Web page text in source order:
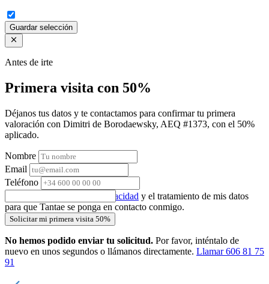
Guardar selección
Antes de irte
Primera visita con 50%
Déjanos tus datos y te contactamos para confirmar tu primera
valoración con Dimitri de Borodaewsky, AEQ #1373, con el 50%
aplicado.
Nombre
Email
Teléfono
política de privacidad y el tratamiento de mis datos
para que Tantae se ponga en contacto conmigo.
Solicitar mi primera visita 50%
No hemos podido enviar tu solicitud. Por favor, inténtalo de
nuevo en unos segundos o llámanos directamente. Llamar 606 81 75
91